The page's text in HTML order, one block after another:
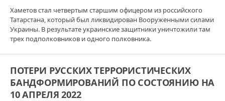
Хаметов стал четвертым старшим офицером из российского
Татарстана, который был ликвидирован Вооруженными силами
Украины. В результате украинские защитники уничтожили там
трех подполковников и одного полковника.
ПОТЕРИ РУССКИХ ТЕРРОРИСТИЧЕСКИХ
БАНДФОРМИРОВАНИЙ ПО СОСТОЯНИЮ НА
10 АПРЕЛЯ 2022